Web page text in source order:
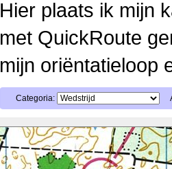
Hier plaats ik mijn
met QuickRoute
mijn oriëntatieloop
Categoria: